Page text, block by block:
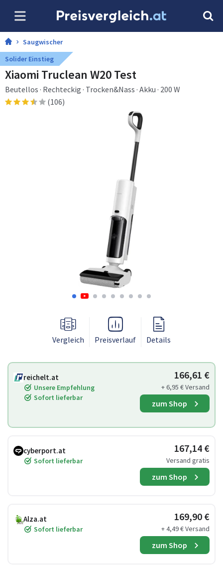
Saugwischer
Solider Einstieg
Xiaomi Truclean W20 Test
Beutellos · Rechteckig · Trocken&Nass · Akku · 200 W
(106)
Vergleich Preisverlauf Details
reichelt.at
Unsere Empfehlung
Sofort lieferbar
166,61 €
+ 6,95 € Versand
zum Shop
cyberport.at
Sofort lieferbar
167,14 €
Versand gratis
zum Shop
Alza.at
Sofort lieferbar
169,90 €
+ 4,49 € Versand
zum Shop